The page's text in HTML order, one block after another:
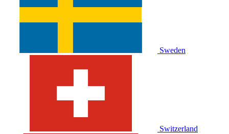
Sweden
Switzerland